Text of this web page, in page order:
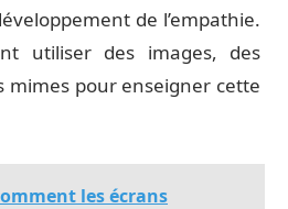
de l’empathie.
utiliser des images, des
mimes pour enseigner cette
les écrans